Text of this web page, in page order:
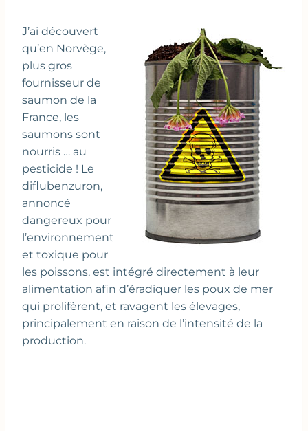
J’ai découvert
qu’en Norvège,
plus gros
fournisseur de
saumon de la
France, les
saumons sont
nourris … au
pesticide ! Le
diflubenzuron,
annoncé
dangereux pour
l’environnement
et toxique pour
les poissons, est intégré directement à leur
alimentation afin d’éradiquer les poux de mer
qui prolifèrent, et ravagent les élevages,
principalement en raison de l’intensité de la
production.